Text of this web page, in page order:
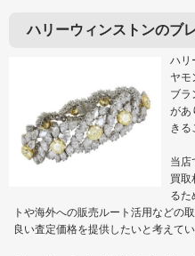
ハリーウィンストンのブ
ハリ
ヤモ
ブラ
があ
きる
当店
買取
るた
トや海外への販売ルート活用などの
良い査定価格を提供したいと考えてい